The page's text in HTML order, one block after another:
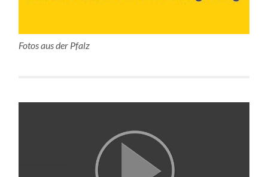
Fotos aus der Pfalz